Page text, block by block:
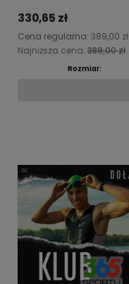
330,65 zł
Cena regularna: 389,00 zł
Najniższa cena: 389,00 zł
Rozmiar: